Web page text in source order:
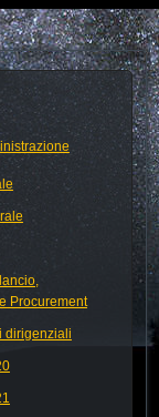
Procurement
dirigenziali